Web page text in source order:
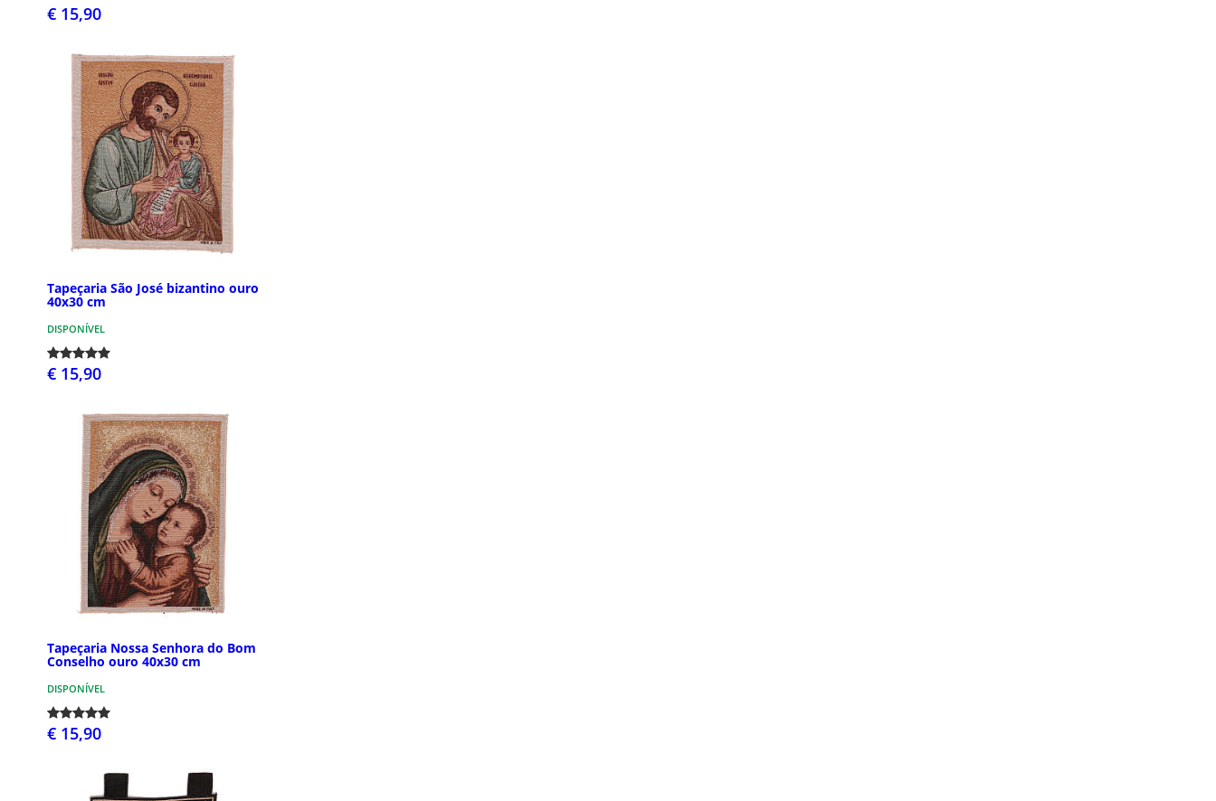
€ 15,90
Tapeçaria São José bizantino ouro
40x30 cm
DISPONÍVEL
€ 15,90
Tapeçaria Nossa Senhora do Bom
Conselho ouro 40x30 cm
DISPONÍVEL
€ 15,90